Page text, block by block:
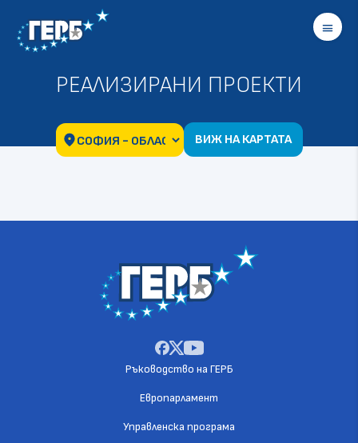
menu
РЕАЛИЗИРАНИ ПРОЕКТИ
ВИЖ НА КАРТАТА
Ръководство на ГЕРБ
Европарламент
Управленска програма